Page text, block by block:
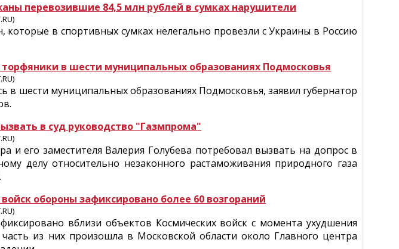
перевозившие 84,5 млн рублей в сумках нарушители
в спортивных сумках нелегально провезли с Украины в Россию
в шести муниципальных образованиях Подмосковья
в шести муниципальных образованиях Подмосковья, заявил губернатор
в суд руководство "Газмпрома"
и его заместителя Валерия Голубева потребовал вызвать на допрос в
делу относительно незаконного растаможивания природного газа
обороны зафиксировано более 60 возгораний
вблизи объектов Космических войск с момента ухудшения
из них произошла в Московской области около Главного центра